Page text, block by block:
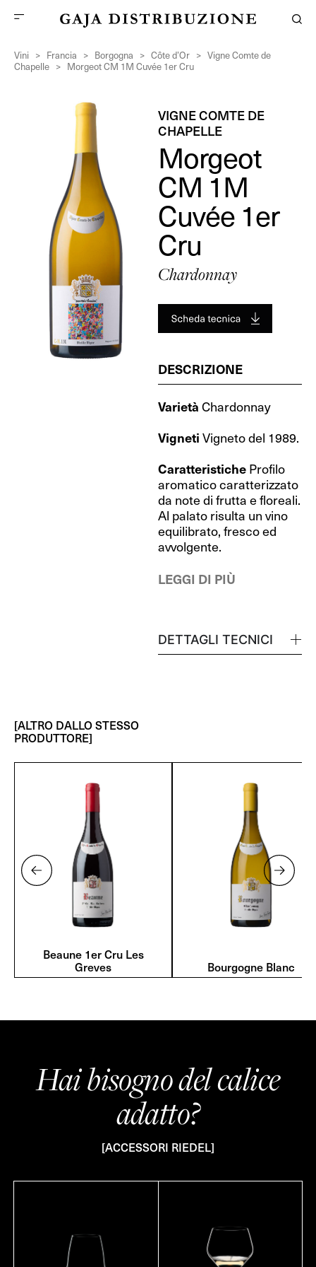
Vini > Francia > Borgogna > Côte d’Or > Vigne Comte de
Chapelle > Morgeot CM 1M Cuvée 1er Cru
VIGNE COMTE DE
CHAPELLE
Morgeot
CM 1M
Cuvée 1er
Cru
Chardonnay
DESCRIZIONE
Varietà Chardonnay
Vigneti Vigneto del 1989.
Caratteristiche Profilo
aromatico caratterizzato
da note di frutta e floreali.
Al palato risulta un vino
equilibrato, fresco ed
avvolgente.
LEGGI DI PIÙ
DETTAGLI TECNICI
[ALTRO DALLO STESSO
PRODUTTORE]
Beaune 1er Cru Les
Greves Bourgogne Blanc
Hai bisogno del calice
adatto?
[ACCESSORI RIEDEL]